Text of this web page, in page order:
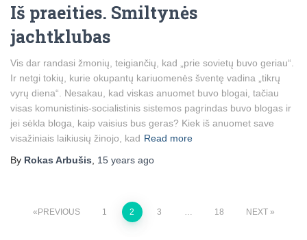
Iš praeities. Smiltynės
jachtklubas
Vis dar randasi žmonių, teigiančių, kad „prie sovietų buvo geriau“.
Ir netgi tokių, kurie okupantų kariuomenės šventę vadina „tikrų
vyrų diena“. Nesakau, kad viskas anuomet buvo blogai, tačiau
visas komunistinis-socialistinis sistemos pagrindas buvo blogas ir
jei sėkla bloga, kaip vaisius bus geras? Kiek iš anuomet save
visažiniais laikiusių žinojo, kad Read more
By Rokas Arbušis 15 years ago
Posts
PREVIOUS 1 2 3 18 NEXT